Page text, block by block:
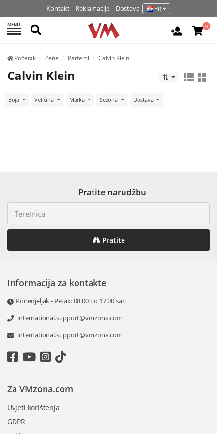
Kontakt Reklamacije Dostava HR
MENU Pretraži Prijavite
0
Početak Žene Parfemi Calvin Klein
Calvin Klein
Boja Veličina Marka Sezona Dostava
Pratite narudžbu
Pratite
Informacija za kontakte
Ponedjeljak - Petak: 08:00 do 17:00 sati
international.support@vmzona.com
international.support@vmzona.com
Za VMzona.com
Uvjeti korištenja
GDPR